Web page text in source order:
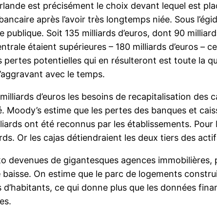
est précisément le choix devant lequel est
après l’avoir très longtemps niée. Sous
Soit 135 milliards d’euros, dont 90
étaient supérieures – 180 milliards d’euros –
pertes potentielles qui en résulteront est toute la
avec le temps.
d’euros les besoins de recapitalisation des
estime que les pertes des banques et
ont été reconnus par les établissements.
Or les cajas détiendraient les deux tiers des
devenues de gigantesques agences
On estime que le parc de logements
ce qui donne plus que les données